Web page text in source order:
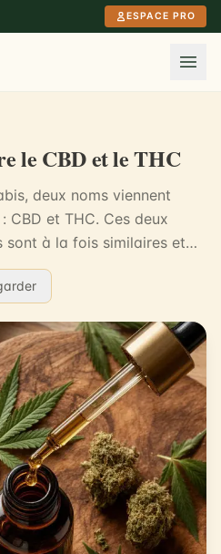
ESPACE PRO
le CBD et le THC
deux noms viennent
CBD et THC. Ces deux
sont à la fois similaires et
2024, près de 64% des